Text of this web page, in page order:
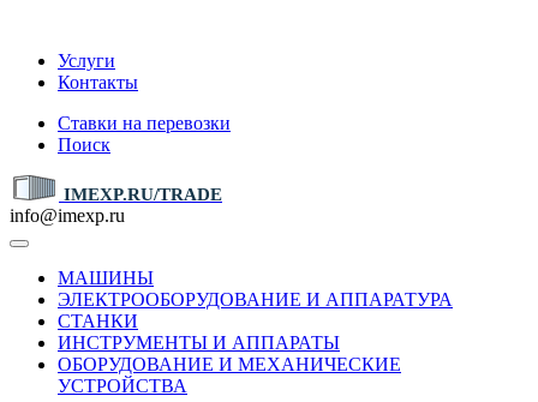
Услуги
Контакты
Ставки на перевозки
Поиск
IMEXP.RU/TRADE
info@imexp.ru
МАШИНЫ
ЭЛЕКТРООБОРУДОВАНИЕ И АППАРАТУРА
СТАНКИ
ИНСТРУМЕНТЫ И АППАРАТЫ
ОБОРУДОВАНИЕ И МЕХАНИЧЕСКИЕ
УСТРОЙСТВА